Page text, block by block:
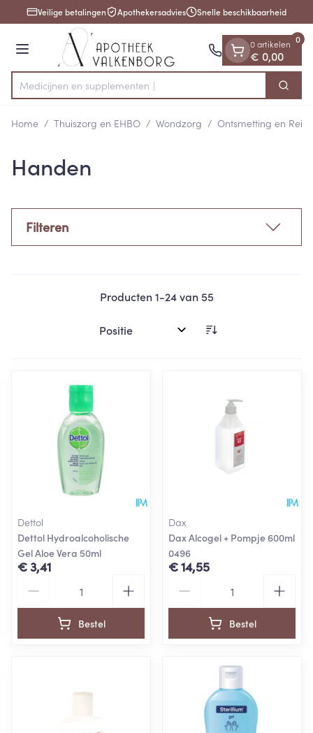
Ga naar de inhoud
1 van 1Veilige betalingen Apothekersadvies Snelle beschikbaarheid
Menu
Product, merk, categorie...
Medicijne Zoek
0 artikelen
€ 0,00
0
Home / Thuiszorg en EHBO / Wondzorg / Ontsmetting en
Handen
Filteren
Producten1-24van55
Sorteer op:
Dettol
Dettol Hydroalcoholische
Gel Aloe Vera 50ml
€ 3,41
Bestel
Dax
Dax Alcogel + Pompje 600ml
0496
€ 14,55
Bestel